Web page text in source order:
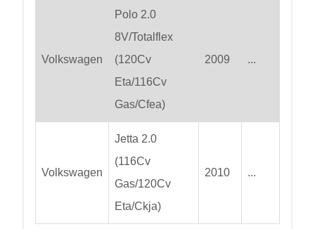
Volkswagen
Polo 2.0
8V/Totalflex
(120Cv
Eta/116Cv
Gas/Cfea)
2009 ...
Volkswagen
Jetta 2.0
(116Cv
Gas/120Cv
Eta/Ckja)
2010 ...